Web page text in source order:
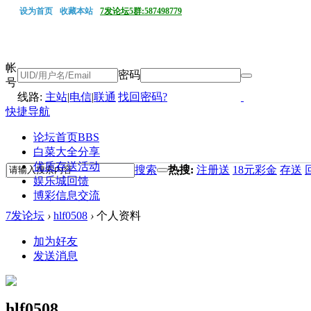
设为首页 收藏本站 7发论坛5群:587498779
帐
号
密码
线路: 主站|电信|联通 找回密码?
快捷导航
论坛首页BBS
白菜大全分享
优质存送活动
娱乐城回馈
博彩信息交流
搜索 热搜: 注册送 18元彩金 存送
7发论坛 › hlf0508 › 个人资料
加为好友
发送消息